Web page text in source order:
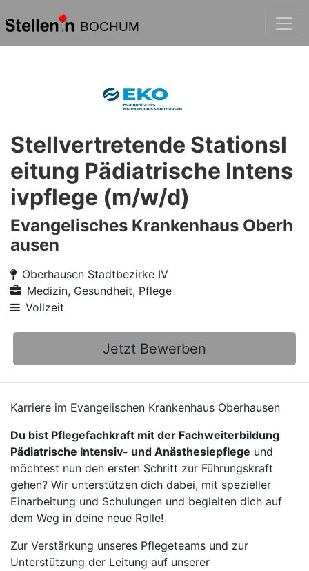
BOCHUM
Stellvertretende Stationsl
eitung Pädiatrische Intens
ivpflege (m/w/d)
Evangelisches Krankenhaus Oberh
ausen
Oberhausen Stadtbezirke IV
Medizin, Gesundheit, Pflege
Vollzeit
Jetzt Bewerben
Karriere im Evangelischen Krankenhaus Oberhausen
Du bist Pflegefachkraft mit der Fachweiterbildung
Pädiatrische Intensiv- und Anästhesiepflege und
möchtest nun den ersten Schritt zur Führungskraft
gehen? Wir unterstützen dich dabei, mit spezieller
Einarbeitung und Schulungen und begleiten dich auf
dem Weg in deine neue Rolle!
Zur Verstärkung unseres Pflegeteams und zur
Unterstützung der Leitung auf unserer